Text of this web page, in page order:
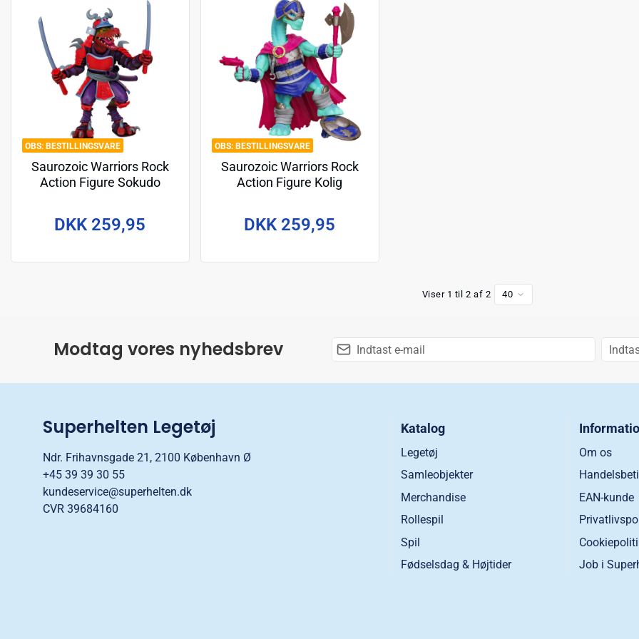
BESTILLINGSVARE
Saurozoic Warriors Rock
Action Figure Sokudo
DKK 259,95
BESTILLINGSVARE
Saurozoic Warriors Rock
Action Figure Kolig
DKK 259,95
Viser 1 til 2 af 2 40
Modtag vores nyhedsbrev
Superhelten Legetøj
Ndr. Frihavnsgade 21, 2100 København Ø
+45 39 39 30 55
kundeservice@superhelten.dk
CVR 39684160
Katalog
Legetøj
Samleobjekter
Merchandise
Rollespil
Spil
Fødselsdag & Højtider
Om os
EAN-kunde
Job i